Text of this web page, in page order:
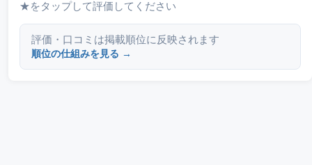
★をタップして評価してください
評価・口コミは掲載順位に反映されます
順位の仕組みを見る →